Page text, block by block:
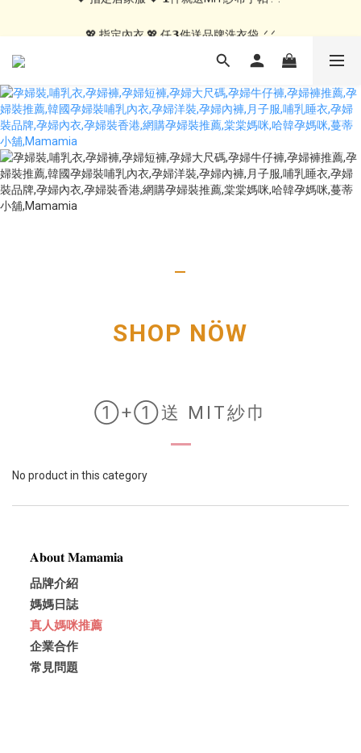
💖 指定內衣 💖 任𝟯件送品牌洗衣袋 .ᐟ.ᐟ
🍑內褲自由配🍑 3件499, 10件79折免運
💖 指定居家服 💖 𝟭件就送MIT紗布手帕 .ᐟ.ᐟ
SHOP NÖW
①+①送 MIT紗巾
No product in this category
𝐀𝐛𝐨𝐮𝐭 𝐌𝐚𝐦𝐚𝐦𝐢𝐚
品牌介紹
媽媽日誌
真人媽咪推薦
企業合作
常見問題